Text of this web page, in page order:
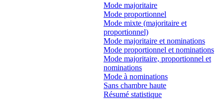
Mode majoritaire
Mode proportionnel
Mode mixte (majoritaire et
proportionnel)
Mode majoritaire et nominations
Mode proportionnel et nominations
Mode majoritaire, proportionnel et
nominations
Mode à nominations
Sans chambre haute
Résumé statistique